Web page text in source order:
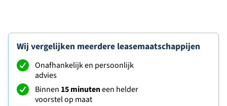
Wij vergelijken meerdere leasemaatschappijen
Onafhankelijk en persoonlijk
advies
Binnen 15 minuteneen helder
voorstel op maat